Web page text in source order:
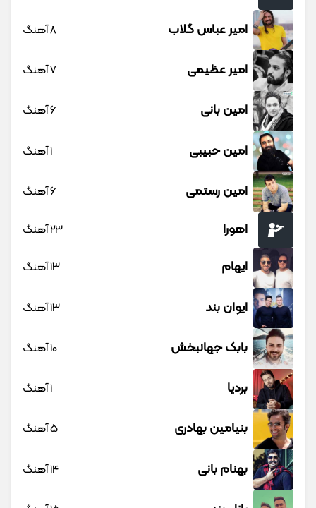
امیر عباس گلاب 8 آهنگ
امیر عظیمی 7 آهنگ
امین بانی 6 آهنگ
امین حبیبی 1 آهنگ
امین رستمی 6 آهنگ
اهورا 23 آهنگ
ایهام 13 آهنگ
ایوان بند 13 آهنگ
بابک جهانبخش 10 آهنگ
بردیا 1 آهنگ
بنیامین بهادری 5 آهنگ
بهنام بانی 14 آهنگ